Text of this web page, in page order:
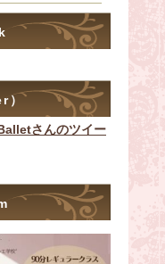
さんのツイー